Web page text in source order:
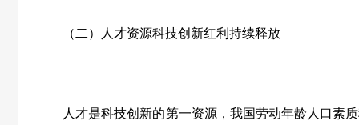
（二）人才资源科技创新红利持续释放
人才是科技创新的第一资源，我国劳动年龄人口素质